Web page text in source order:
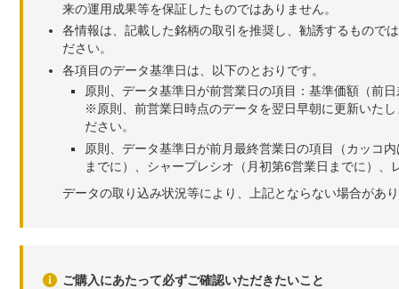
来の運用成果等を保証したものではありません。
各情報は、記載した銘柄の取引を推奨し、勧誘するもので
ださい。
各項目のデータ基準日は、以下のとおりです。
原則、データ基準日が前営業日の項目：基準価額（前
※原則、前営業日時点のデータを翌日早朝に更新いた
ださい。
原則、データ基準日が前月最終営業日の項目（カッコ
までに）、シャープレシオ（月初第6営業日までに）
データの取り込み状況等により、上記とならない場合があ
ご購入にあたって必ずご確認いただきたいこと